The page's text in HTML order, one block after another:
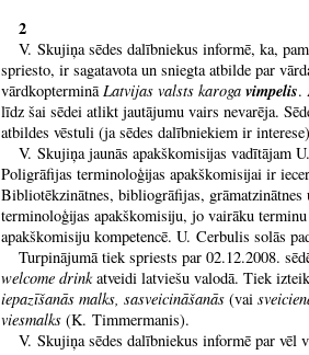
2
V. Skujiņa sēdes dalībniekus informē, ka,
spriesto, ir sagatavota un sniegta atbilde par
vārdkoptermināLatvijas valsts karoga vimpelis.
līdz šai sēdei atlikt jautājumu vairs nevarēja.
atbildes vēstuli (ja sēdes dalībniekiem ir
V. Skujiņa jaunās apakškomisijas vadītājam
Poligrāfijas terminoloģijas apakškomisijai ir
Bibliotēkzinātnes, bibliogrāfijas, grāmatzinātnes
terminoloģijas apakškomisiju, jo vairāku
apakškomisiju kompetencē. U. Cerbulis solās
Turpinājumā tiek spriests par 02.12.2008.
welcome drinkatveidi latviešu valodā. Tiek
iepazīšanās malks, sasveicināšanās (vai
viesmalks (K. Timmermanis).
V. Skujiņa sēdes dalībniekus informē par vēl